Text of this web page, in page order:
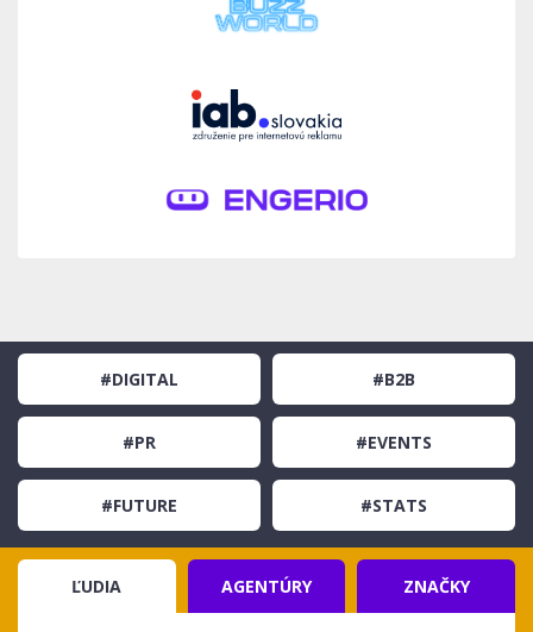
#DIGITAL #B2B
#PR #EVENTS
#FUTURE #STATS
ĽUDIA AGENTÚRY ZNAČKY